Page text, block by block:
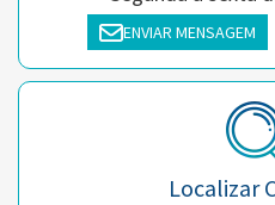
ENVIAR MENSAGEM
Localizar